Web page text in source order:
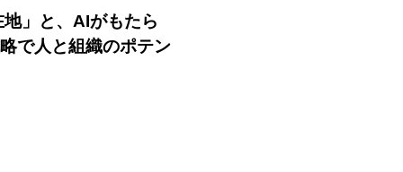
」と、AIがもたら
で人と組織のポテン